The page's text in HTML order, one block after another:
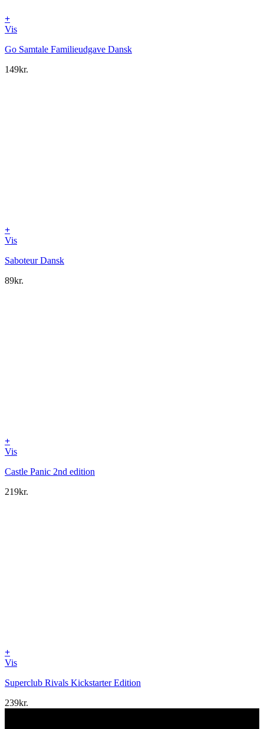
+
Vis
Go Samtale Familieudgave Dansk
149kr.
+
Vis
Saboteur Dansk
89kr.
+
Vis
Castle Panic 2nd edition
219kr.
+
Vis
Superclub Rivals Kickstarter Edition
239kr.